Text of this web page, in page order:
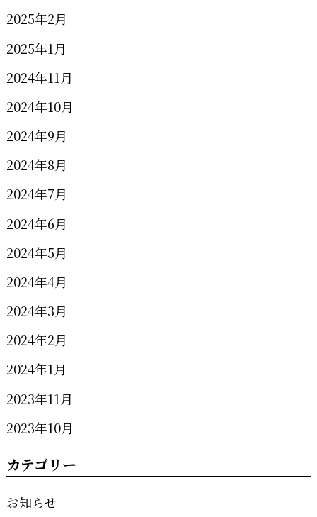
2025年2月
2025年1月
2024年11月
2024年10月
2024年9月
2024年8月
2024年7月
2024年6月
2024年5月
2024年4月
2024年3月
2024年2月
2024年1月
2023年11月
2023年10月
カテゴリー
お知らせ